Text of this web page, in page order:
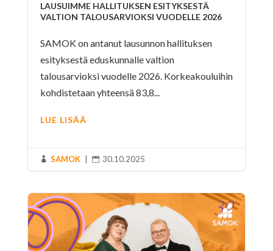
LAUSUIMME HALLITUKSEN ESITYKSESTÄ
VALTION TALOUSARVIOKSI VUODELLE 2026
SAMOK on antanut lausunnon hallituksen
esityksestä eduskunnalle valtion
talousarvioksi vuodelle 2026. Korkeakouluihin
kohdistetaan yhteensä 83,8...
LUE LISÄÄ
 SAMOK  30.10.2025